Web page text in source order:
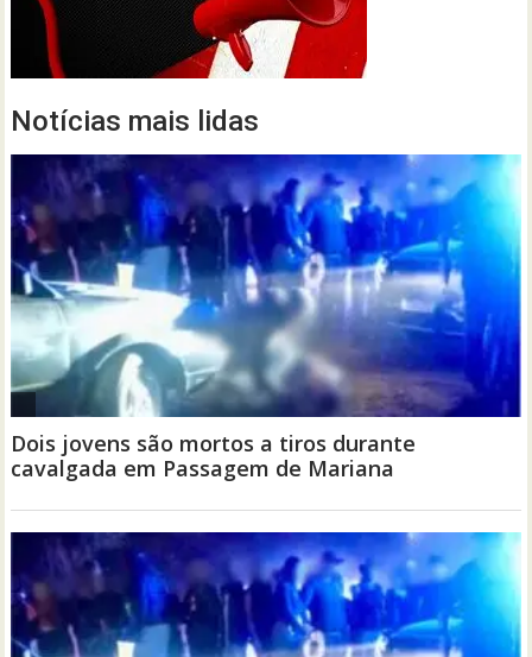
Notícias mais lidas